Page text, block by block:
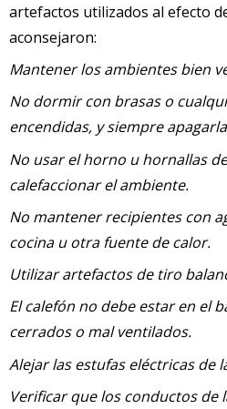
artefactos utilizados al efecto
aconsejaron:
Mantener los ambientes bien
No dormir con brasas o
encendidas, y siempre
No usar el horno u hornallas
calefaccionar el ambiente.
No mantener recipientes con
cocina u otra fuente de calor.
Utilizar artefactos de tiro
El calefón no debe estar en el
cerrados o mal ventilados.
Alejar las estufas eléctricas de
Verificar que los conductos de